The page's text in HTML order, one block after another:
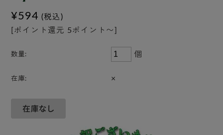
¥594 (税込)
[ポイント還元 5ポイント〜]
数量: 個
在庫: ×